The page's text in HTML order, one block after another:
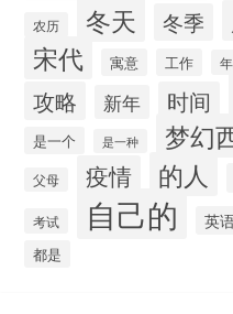
农历 冬天 冬季
宋代 寓意 工作
攻略 新年 时间
是一个 是一种 梦幻
父母 疫情 的人
考试 自己的 英
都是